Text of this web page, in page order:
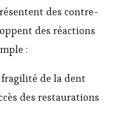
des contre-
des réactions
:
fragilité de la dent
des restaurations